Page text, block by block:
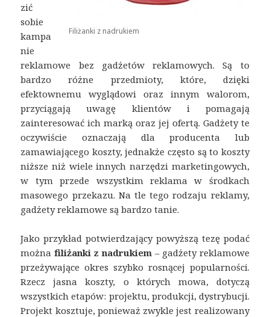
Filiżanki z nadrukiem
zić
sobie
kampa
nie
reklamowe bez gadżetów reklamowych. Są to
bardzo różne przedmioty, które, dzięki
efektownemu wyglądowi oraz innym walorom,
przyciągają uwagę klientów i pomagają
zainteresować ich marką oraz jej ofertą. Gadżety te
oczywiście oznaczają dla producenta lub
zamawiającego koszty, jednakże często są to koszty
niższe niż wiele innych narzędzi marketingowych,
w tym przede wszystkim reklama w środkach
masowego przekazu. Na tle tego rodzaju reklamy,
gadżety reklamowe są bardzo tanie.
Jako przykład potwierdzający powyższą tezę podać
można filiżanki z nadrukiem – gadżety reklamowe
przeżywające okres szybko rosnącej popularności.
Rzecz jasna koszty, o których mowa, dotyczą
wszystkich etapów: projektu, produkcji, dystrybucji.
Projekt kosztuje, ponieważ zwykle jest realizowany